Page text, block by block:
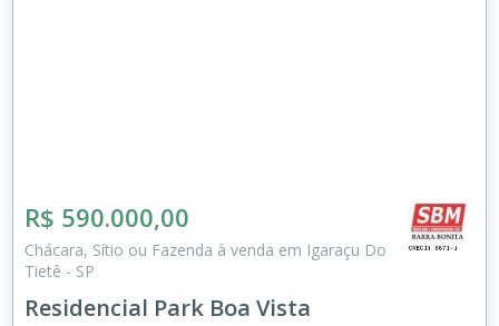
R$ 590.000,00
Chácara, Sítio ou Fazenda à venda em Igaraçu Do
Tietê - SP
Residencial Park Boa Vista